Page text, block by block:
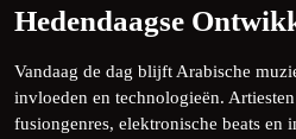
Hedendaagse
Vandaag de dag blijft Arabische
invloeden en technologieën.
fusiongenres, elektronische beats en